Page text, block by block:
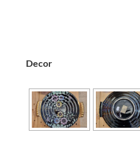
Decor